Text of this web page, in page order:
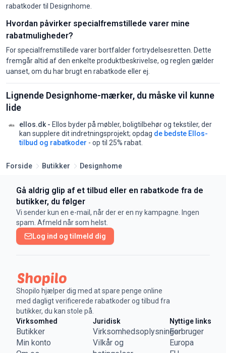
rabatkoder til Designhome.
Hvordan påvirker specialfremstillede varer mine
rabatmuligheder?
For specialfremstillede varer bortfalder fortrydelsesretten. Dette
fremgår altid af den enkelte produktbeskrivelse, og reglen gælder
uanset, om du har brugt en rabatkode eller ej.
Lignende Designhome-mærker, du måske vil kunne
lide
ellos.dk - Ellos byder på møbler, boligtilbehør og tekstiler, der
kan supplere dit indretningsprojekt; opdag de bedste Ellos-
tilbud og rabatkoder - op til 25% rabat.
Forside Butikker Designhome
Gå aldrig glip af et tilbud eller en rabatkode fra de
butikker, du følger
Vi sender kun en e-mail, når der er en ny kampagne. Ingen
spam. Afmeld når som helst.
Log ind og tilmeld dig
Shopilo hjælper dig med at spare penge online
med dagligt verificerede rabatkoder og tilbud fra
butikker, du kan stole på.
Virksomhed
Butikker
Min konto
Juridisk
Virksomhedsoplysninger
Vilkår og
Nyttige links
Forbruger
Europa